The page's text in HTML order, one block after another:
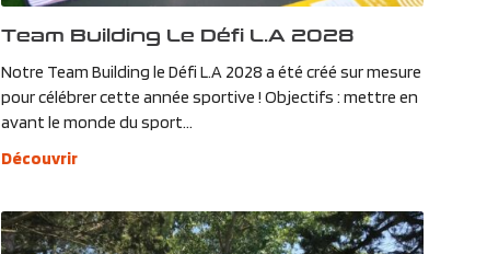
Team Building Le Défi L.A 2028
Notre Team Building le Défi L.A 2028 a été créé sur mesure
pour célébrer cette année sportive ! Objectifs : mettre en
avant le monde du sport...
Découvrir